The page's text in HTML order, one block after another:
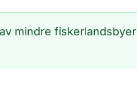
mindre fiskerlandsbyer